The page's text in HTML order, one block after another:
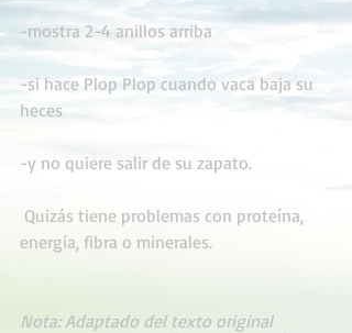
-mostra 2-4 anillos arriba
-si hace Plop Plop cuando vaca baja su
heces
-y no quiere salir de su zapato.
energía, fibra o minerales.
Nota: Adaptado del texto original